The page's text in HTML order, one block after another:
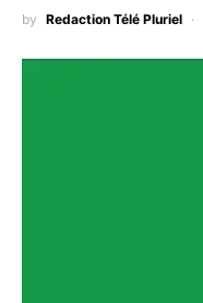
by Redaction Télé Pluriel